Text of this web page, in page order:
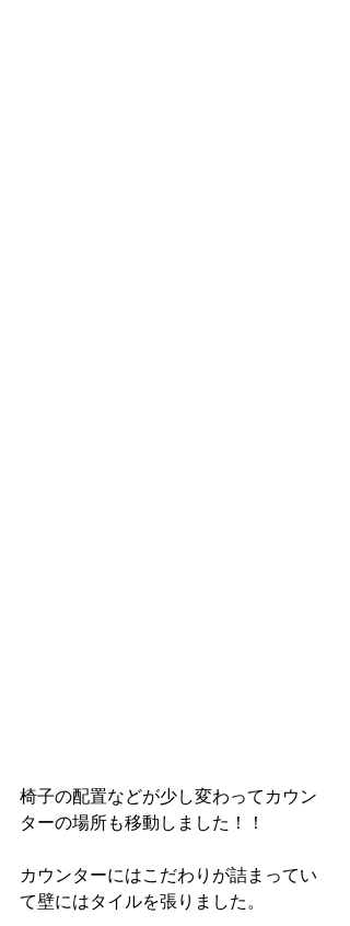
椅子の配置などが少し変わってカウン
ターの場所も移動しました！！
カウンターにはこだわりが詰まってい
て壁にはタイルを張りました。